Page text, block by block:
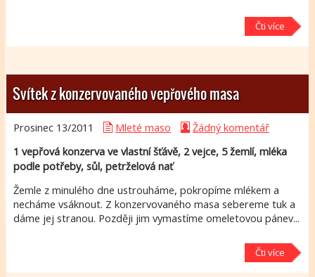
Čti více
Svítek z konzervovaného vepřového masa
Prosinec 13/2011 Mleté maso
Žádný komentář
1 vepřová konzerva ve vlastní šťávě, 2 vejce, 5 žemlí, mléka
podle potřeby, sůl, petrželová nať
Žemle z minulého dne ustrouháme, pokropíme mlékem a
necháme vsáknout. Z konzervovaného masa sebereme tuk a
dáme jej stranou. Později jim vymastíme omeletovou pánev...
Čti více